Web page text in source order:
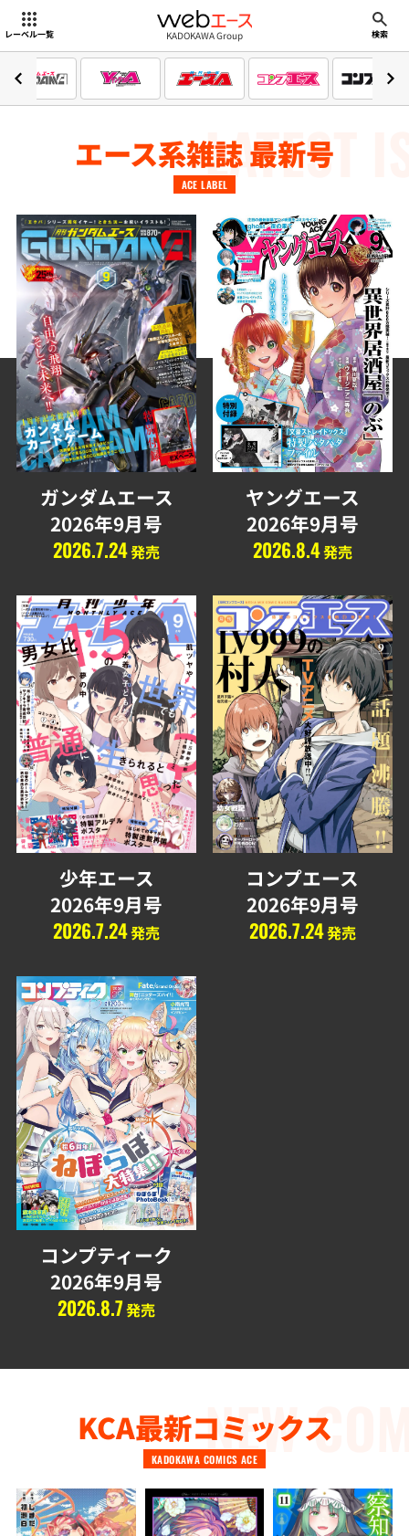
レーベル一覧 webエース
KADOKAWA Group 検索
LATEST
エース系雑誌 最新号
ACE LABEL
ガンダムエース
2026年9月号
2026.7.24発売
ヤングエース
2026年9月号
2026.8.4発売
少年エース
2026年9月号
2026.7.24発売
コンプエース
2026年9月号
2026.7.24発売
コンプティーク
2026年9月号
2026.8.7発売
NEW
KCA最新コミックス
KADOKAWA COMICS ACE